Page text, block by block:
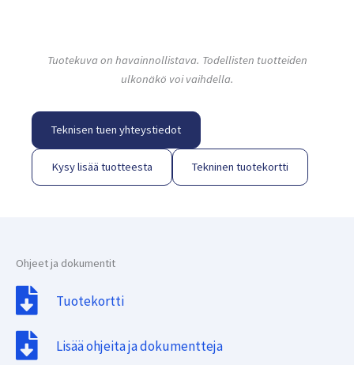
Tuotekuva on havainnollistava. Todellisten tuotteiden
ulkonäkö voi vaihdella.
Teknisen tuen yhteystiedot
Kysy lisää tuotteesta Tekninen tuotekortti
Ohjeet ja dokumentit
Tuotekortti
Lisää ohjeita ja dokumentteja